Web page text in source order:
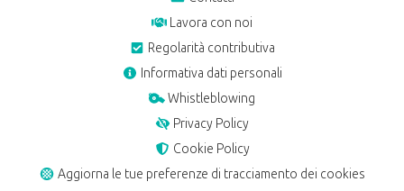
Lavora con noi
Regolarità contributiva
Informativa dati personali
Whistleblowing
Privacy Policy
Cookie Policy
Aggiorna le tue preferenze di tracciamento dei cookies